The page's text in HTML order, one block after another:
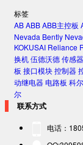
标签
ABABBABB主控板
Nevada Bently
KOKUSAI Reliance
换机伍德沃德传感器
板 接口模块控制器
动继电器电路板 科
尔
联系方式
电话：